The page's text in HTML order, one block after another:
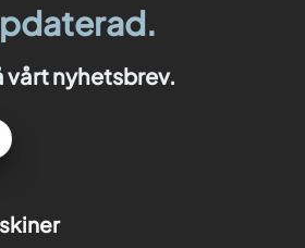
vårt nyhetsbrev.